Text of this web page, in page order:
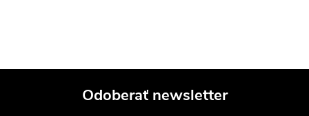
Odoberať newsletter